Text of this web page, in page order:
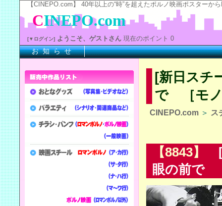
【CINEPO.com】 40年以上の“時”を超えたポルノ映画ポスター
[新日スチ
で ［モノ
CINEPO.com ＞ ス
【8843】
[
眼の前で
※上
CINEPO.com
[▼ログイン] ようこそ、ゲストさん 現在のポイント 0
お 知 ら せ